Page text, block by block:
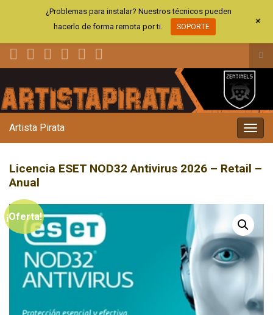
el
la
Artista Pirata
Licencia ESET NOD32 Antivirus 2026 – Retail –
Anual
¡Oferta!
¿Problemas para instalar? Nuestros técnicos pueden
hacerlo de forma remota por ti.
SOPORTE +